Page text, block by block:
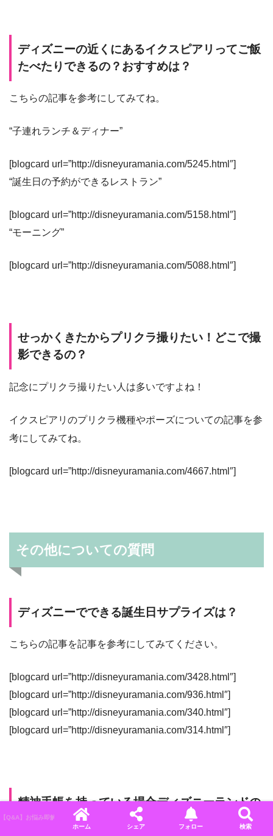
ディズニーの近くにあるイクスピアリってご飯
たべたりできるの？おすすめは？
こちらの記事を参考にしてみてね。
“子連れランチ＆ディナー”
[blogcard url=”http://disneyuramania.com/5245.html″]
“誕生日の予約ができるレストラン”
[blogcard url=”http://disneyuramania.com/5158.html″]
“モーニング”
[blogcard url=”http://disneyuramania.com/5088.html″]
せっかくきたからプリクラ撮りたい！どこで撮
影できるの？
記念にプリクラ撮りたい人は多いですよね！
イクスピアリのプリクラ機種やポーズについての記事を参
考にしてみてね。
[blogcard url=”http://disneyuramania.com/4667.html″]
その他についての質問
ディズニーでできる誕生日サプライズは？
こちらの記事を記事を参考にしてみてください。
[blogcard url=”http://disneyuramania.com/3428.html″]
[blogcard url=”http://disneyuramania.com/936.html″]
[blogcard url=”http://disneyuramania.com/340.html″]
[blogcard url=”http://disneyuramania.com/314.html″]
精神手帳を持っている場合ディズニーランドの
ホテルや宿泊施設で障害手帳割引を使えます
【Q&A】お悩み即解決！ディズニーに関するよくある質問＆回答まとめ
ホーム
シェア フォロー 検索